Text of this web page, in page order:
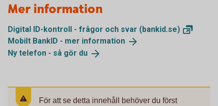
Mer information
Digital ID-kontroll - frågor och svar (bankid.se)
Mobilt BankID - mer information
Ny telefon - så gör du
För att se detta innehåll behöver du först